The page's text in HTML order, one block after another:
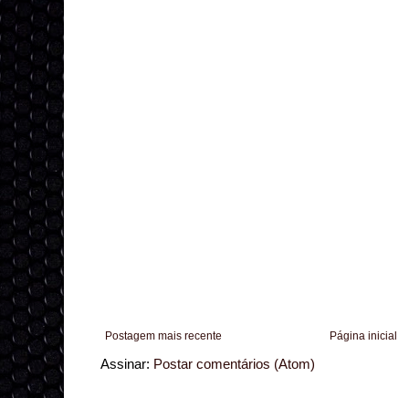
Postagem mais recente Página inicial
Assinar: Postar comentários (Atom)